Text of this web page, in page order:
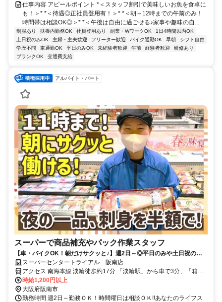
仕事内容 アピールポイント *＜スタッフ割引で美味しいお魚を食卓に
も！＞* *＜待遇◎正社員登用有！＞* *＜朝～12時までの午前のみ！
時間帯は相談OK◎＞* *＜午後は自由に過ごせる♪家事や趣味の自...
制服あり 扶養内勤務OK 社員登用あり 副業・WワークOK
1日4時間以内OK
土日祝のみOK
主婦・主夫歓迎 フリーター歓迎 バイク通勤OK 早朝
シフト自由
学歴不問
車通勤OK 平日のみOK 未経験者歓迎 午前 経験者歓迎
研修あり
ブランクOK
交通費支給
アルバイト・パート
スーパーで商品補充やパック作業スタッフ
【車・バイクOK！朝だけサクッと♪】週2日～◎平日のみや土日祝のみ
も可！扶養内・副業OK！魚を安く買えるスタッフ割有
スーパーセンタートライアル 阪南店
アクセス 南海本線 淡輪徒歩約17分 「淡輪駅」から車で3分、「箱作
駅」から車で6分、「みさき公園駅」から車で8分
時給1,200円以上
大阪府阪南市
勤務時間 週2日～勤務ＯＫ！時間曜日は相談ＯＫ!!あなたのライフス